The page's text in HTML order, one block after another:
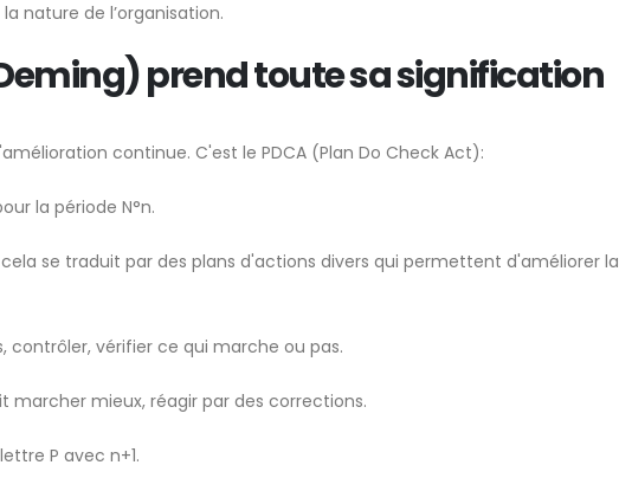
nature de l’organisation.
prend toute sa signification
continue. C'est le PDCA (Plan Do Check Act):
la période N°n.
se traduit par des plans d'actions divers qui permettent d'améliorer la
contrôler, vérifier ce qui marche ou pas.
marcher mieux, réagir par des corrections.
P avec n+1.